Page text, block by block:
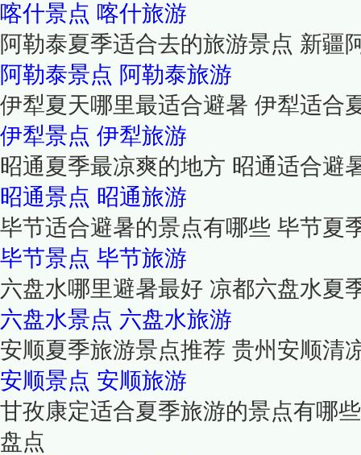
喀什景点 喀什旅游
阿勒泰夏季适合去的旅游景点 新疆
阿勒泰景点 阿勒泰旅游
伊犁夏天哪里最适合避暑 伊犁适合
伊犁景点 伊犁旅游
昭通夏季最凉爽的地方 昭通适合避
昭通景点 昭通旅游
毕节适合避暑的景点有哪些 毕节夏
毕节景点 毕节旅游
六盘水哪里避暑最好 凉都六盘水夏
六盘水景点 六盘水旅游
安顺夏季旅游景点推荐 贵州安顺清
安顺景点 安顺旅游
甘孜康定适合夏季旅游的景点有哪
盘点